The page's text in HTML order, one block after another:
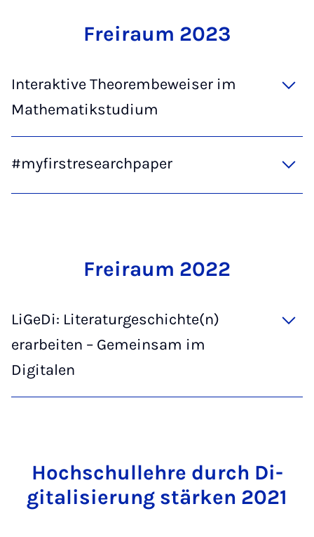
Frei­raum 2023
Interaktive Theorembeweiser im
Mathematikstudium
#myfirstresearchpaper
Frei­raum 2022
LiGeDi: Literaturgeschichte(n)
erarbeiten – Gemeinsam im
Digitalen
Hoch­schul­leh­re durch Di­
gi­ta­li­sie­rung stär­ken 2021